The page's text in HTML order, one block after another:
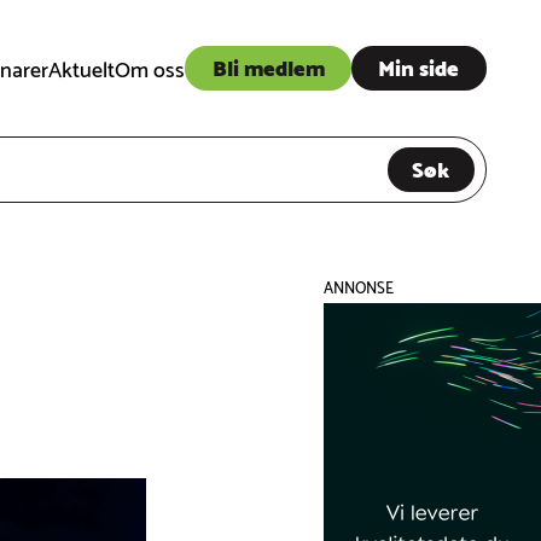
AktueltOm oss Bli medlem Min side
Søk
ANNONSE